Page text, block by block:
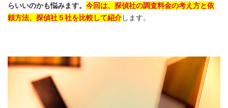
らいいのかも悩みます。 今回は、探偵社の調査料金の考え方と依
頼方法、探偵社５社を比較して紹介します。